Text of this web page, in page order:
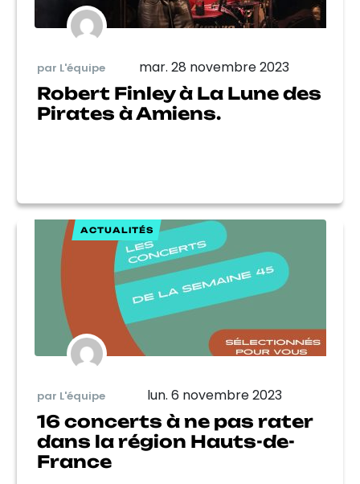
par L'équipe mar. 28 novembre 2023
Robert Finley à La Lune des
Pirates à Amiens.
ACTUALITÉS
par L'équipe lun. 6 novembre 2023
16 concerts à ne pas rater
dans la région Hauts-de-
France